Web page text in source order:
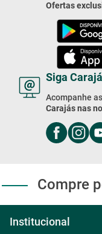
Ofertas
Siga
Acompanhe
Carajás nas
Compre
Institucional